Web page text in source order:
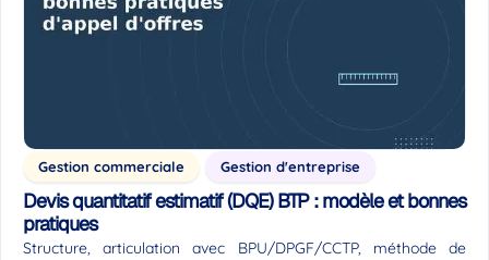
Gestion commerciale Gestion d'entreprise
Devis quantitatif estimatif (DQE) BTP : modèle et bonnes
pratiques
Structure, articulation avec BPU/DPGF/CCTP, méthode de